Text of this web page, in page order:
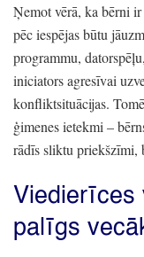
Ņemot vērā, ka bērni
pēc iespējas būtu
programmu, datorspēļu,
iniciators agresīvai
konfliktsituācijas.
ģimenes ietekmi –
rādīs sliktu priekšzīmi,
Viedierīces
palīgs